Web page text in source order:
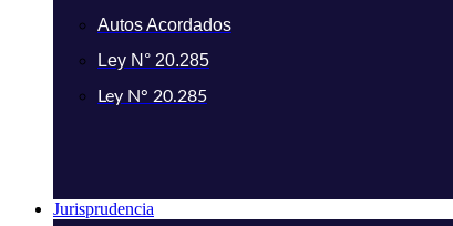
Autos Acordados
Ley N° 20.285
Ley N° 20.285
Jurisprudencia